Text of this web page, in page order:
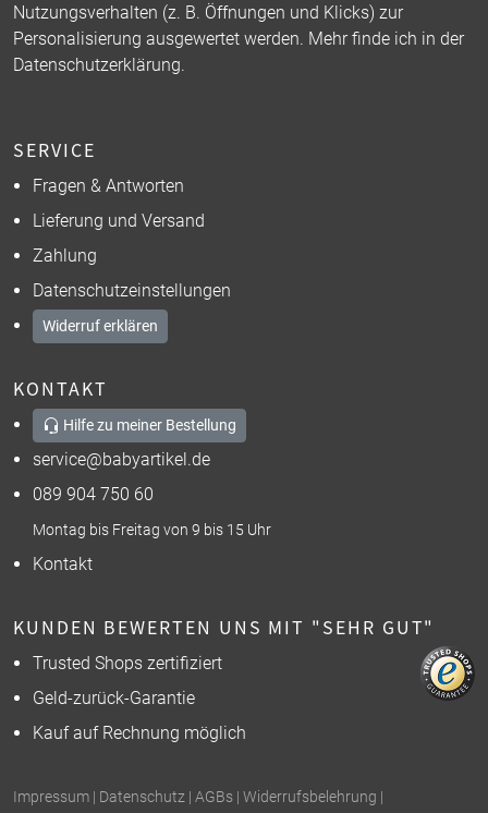
Nutzungsverhalten (z. B. Öffnungen und Klicks) zur
Personalisierung ausgewertet werden. Mehr finde ich in der
Datenschutzerklärung.
SERVICE
Fragen & Antworten
Lieferung und Versand
Zahlung
Datenschutzeinstellungen
Widerruf erklären
KONTAKT
Hilfe zu meiner Bestellung
service@babyartikel.de
089 904 750 60
Montag bis Freitag von 9 bis 15 Uhr
Kontakt
KUNDEN BEWERTEN UNS MIT "SEHR GUT"
Trusted Shops zertifiziert
Geld-zurück-Garantie
Kauf auf Rechnung möglich
Impressum | Datenschutz | AGBs | Widerrufsbelehrung |